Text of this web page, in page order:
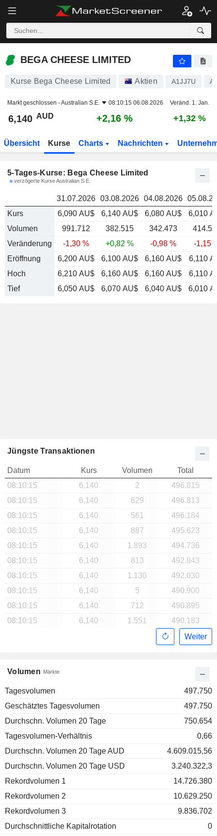
BEGA CHEESE LIMITED 6,140
BEGA CHEESE LIMITED
Kurse Bega Cheese Limited Aktien A1JJ7U
Markt geschlossen -Australian S.E. 08:10:15 06.08.2026 Veränd. 1. Jan.
6,140 AUD +2,16 % +1,32 %
Übersicht Kurse Charts Nachrichten
5-Tages-Kurse: Bega Cheese Limited
verzögerte Kurse Australian S.E.
31.07.2026 03.08.2026 04.08.2026
Kurs
6,090 AU$ 6,140 AU$ 6,080 AU$
6,010
Volumen
991.712 382.515 342.473
Veränderung
-1,30 % +0,82 % -0,98 %
-1,15
Eröffnung
6,200 AU$ 6,100 AU$ 6,160 AU$
6,110
Hoch
6,210 AU$ 6,160 AU$ 6,160 AU$
6,110
Tief
6,050 AU$ 6,070 AU$ 6,040 AU$ 6,010
Volumen Märkte
Tagesvolumen
497.750
Geschätztes Tagesvolumen
497.750
Durchschn. Volumen 20 Tage
750.654
Tagesvolumen-Verhältnis
0,66
Durchschn. Volumen 20 Tage AUD
4.609.015,56
Durchschn. Volumen 20 Tage USD
3.240.322,3
Rekordvolumen 1
14.726.380
Rekordvolumen 2
10.629.250
Rekordvolumen 3
9.836.702
Durchschnittliche Kapitalrotation
0
Jüngste Transaktionen
Datum Kurs Volumen
Total
08:10:15
6,140 2
496.815
08:10:15
6,140 629
496.813
08:10:15
6,140 561
496.184
08:10:15
6,140 887
495.623
08:10:15
6,140 1.893
494.736
08:10:15
6,140 813
492.843
08:10:15
6,140 1.130
492.030
08:10:15
6,140 5
490.900
08:10:15
6,140 712
490.895
08:10:15
6,140 1.551
490.183
Weiter